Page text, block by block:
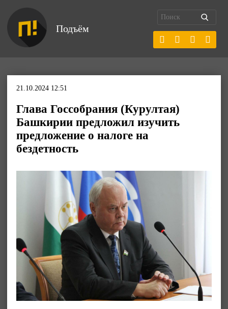
Подъём
21.10.2024 12:51
Глава Госсобрания (Курултая)
Башкирии предложил изучить
предложение о налоге на
бездетность